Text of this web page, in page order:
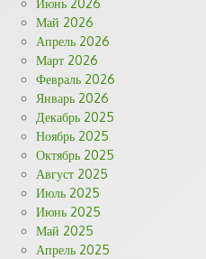
Июнь 2026
Май 2026
Апрель 2026
Март 2026
Февраль 2026
Январь 2026
Декабрь 2025
Ноябрь 2025
Октябрь 2025
Август 2025
Июль 2025
Июнь 2025
Май 2025
Апрель 2025